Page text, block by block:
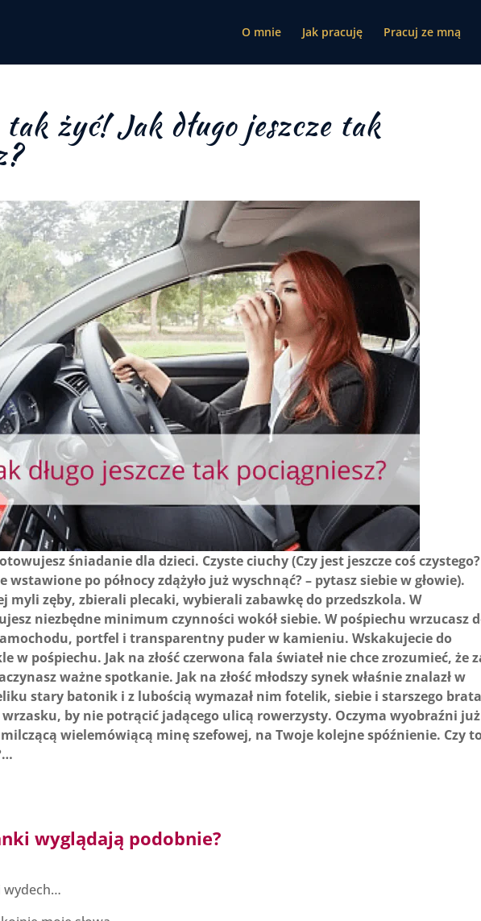
O mnie Jak pracuję Pracuj ze mną
żyć! Jak długo jeszcze tak
śniadanie dla dzieci. Czyste ciuchy (Czy jest jeszcze coś czystego?
wstawione po północy zdążyło już wyschnąć? – pytasz siebie w głowie).
myli zęby, zbierali plecaki, wybierali zabawkę do przedszkola. W
niezbędne minimum czynności wokół siebie. W pośpiechu wrzucasz
portfel i transparentny puder w kamieniu. Wskakujecie do
w pośpiechu. Jak na złość czerwona fala świateł nie chce zrozumieć, że
ważne spotkanie. Jak na złość młodszy synek właśnie znalazł w
stary batonik i z lubością wymazał nim fotelik, siebie i starszego
wrzasku, by nie potrącić jadącego ulicą rowerzysty. Oczyma wyobraźni już
wielemówiącą minę szefowej, na Twoje kolejne spóźnienie. Czy
wyglądają podobnie?
wydech…